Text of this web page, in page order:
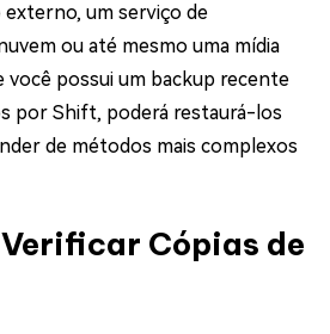
um serviço de
ou até mesmo uma mídia
você possui um backup recente
por Shift, poderá restaurá-los
de métodos mais complexos
Cópias de